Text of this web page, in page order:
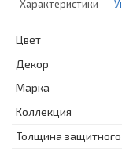
Характеристики
Цвет
Декор
Марка
Коллекция
Толщина